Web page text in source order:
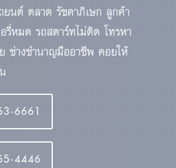
ยนต์ ตลาด รัชดาภิเษก ลูกค้า
หมด รถสตาร์ทไม่ติด โทรหา
ช่างชำนาญมืออาชีพ คอยให้
6661
4446